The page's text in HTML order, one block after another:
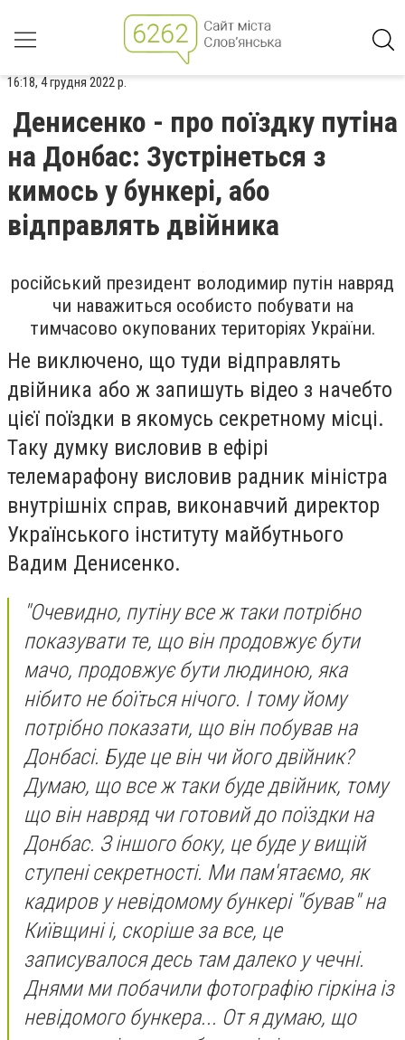
16:18, 4 грудня 2022 р.
Денисенко - про поїздку путіна
на Донбас: Зустрінеться з
кимось у бункері, або
відправлять двійника
російський президент володимир путін навряд
чи наважиться особисто побувати на
тимчасово окупованих територіях України.
Не виключено, що туди відправлять
двійника або ж запишуть відео з начебто
цієї поїздки в якомусь секретному місці.
Таку думку висловив в ефірі
телемарафону висловив радник міністра
внутрішніх справ, виконавчий директор
Українського інституту майбутнього
Вадим Денисенко.
"Очевидно, путіну все ж таки потрібно
показувати те, що він продовжує бути
мачо, продовжує бути людиною, яка
нібито не боїться нічого. І тому йому
потрібно показати, що він побував на
Донбасі. Буде це він чи його двійник?
Думаю, що все ж таки буде двійник, тому
що він навряд чи готовий до поїздки на
Донбас. З іншого боку, це буде у вищій
ступені секретності. Ми пам'ятаємо, як
кадиров у невідомому бункері "бував" на
Київщині і, скоріше за все, це
записувалося десь там далеко у чечні.
Днями ми побачили фотографію гіркіна із
невідомого бункера... От я думаю, що